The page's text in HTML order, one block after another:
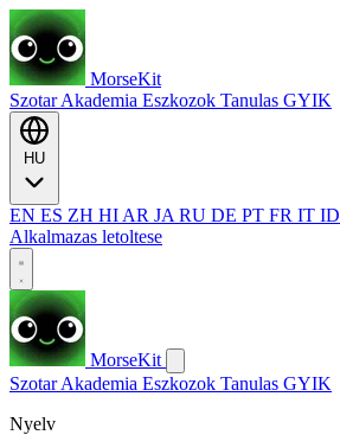
MorseKit
SzotarAkademia Eszkozok Tanulas GYIK
EN ES ZH HI AR JA RU DE PT FR IT ID
Alkalmazas letoltese
MorseKit
SzotarAkademia Eszkozok Tanulas GYIK
Nyelv